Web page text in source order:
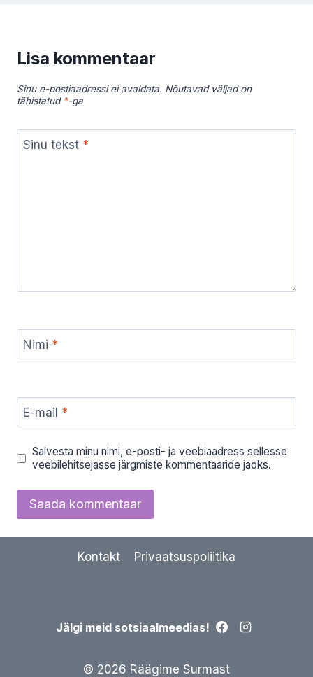
Lisa kommentaar
Sinu e-postiaadressi ei avaldata. Nõutavad väljad on
tähistatud *-ga
Sinu tekst *
Nimi *
E-mail *
Salvesta minu nimi, e-posti- ja veebiaadress sellesse
veebilehitsejasse järgmiste kommentaaride jaoks.
Kontakt Privaatsuspoliitika
Jälgi meid sotsiaalmeedias!
© 2026 Räägime Surmast